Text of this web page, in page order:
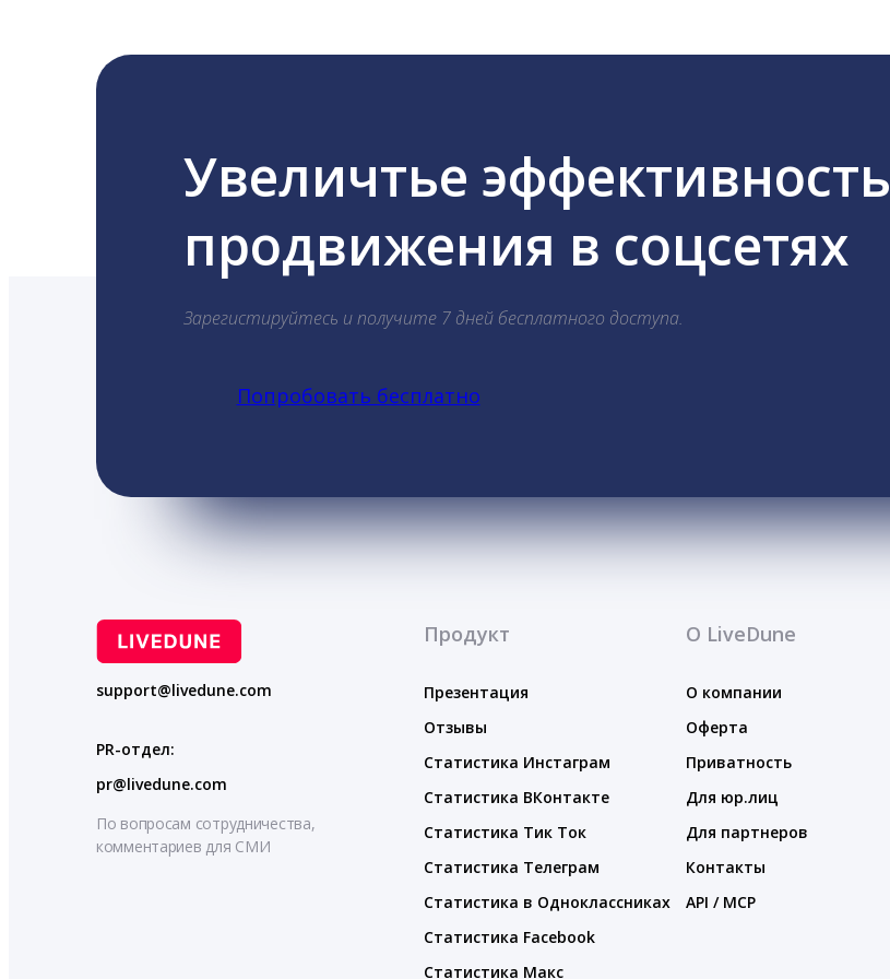
Увеличтье эффективность
продвижения в соцсетях
Зарегистируйтесь и получите 7 дней бесплатного доступа.
Попробовать бесплатно
support@livedune.com
PR-отдел:
pr@livedune.com
По вопросам сотрудничества,
комментариев для СМИ
Продукт
Презентация
Отзывы
Статистика Инстаграм
Статистика ВКонтакте
Статистика Тик Ток
Статистика Телеграм
Статистика в Одноклассниках
Статистика Facebook
Статистика Макс
О LiveDune
О компании
Оферта
Приватность
Для юр.лиц
Для партнеров
Контакты
API / MCP